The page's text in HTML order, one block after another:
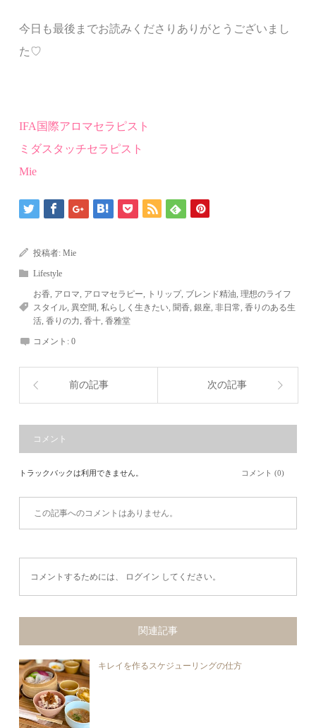
今日も最後までお読みくださりありがとうございまし
た♡
IFA 国際アロマセラピスト
ミダスタッチセラピスト
Mie
投稿者:Mie
Lifestyle
お香 アロマ アロマセラピー トリップ, ブレンド精油 ,理想のライフ
スタイル ,異空間 ,私らしく生きたい ,聞香 ,銀座 ,非日常 ,香りのある生
活 ,香りの力 ,香十 ,香雅堂
コメント:0
前の記事 次の記事
コメント
トラックバックは利用できません。 コメント (0)
この記事へのコメントはありません。
コメントするためには、 ログイン してください。
関連記事
キレイを作るスケジューリングの仕方